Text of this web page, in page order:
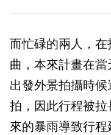
而忙碌的兩人，
曲，本來計畫在
出發外景拍攝時
拍，因此行程被
來的暴雨導致行